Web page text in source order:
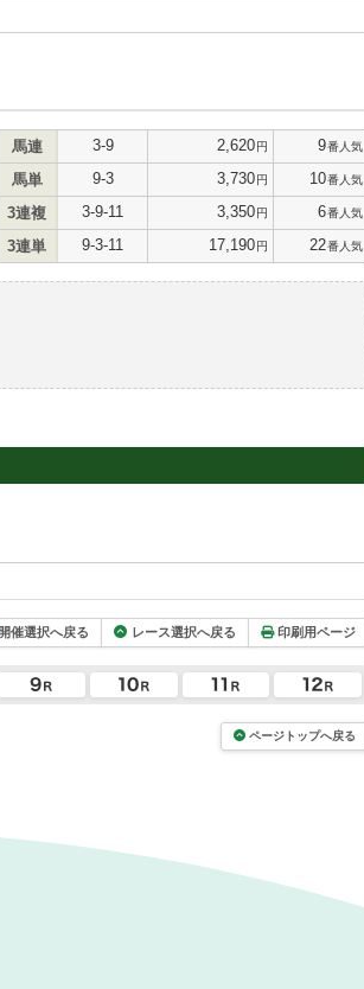
馬連 3-9 2,620円 9番人気
馬単 9-3 3,730円 10番人気
3連複 3-9-11 3,350円 6番人気
3連単 9-3-11 17,190円 22番人気
開催選択へ戻る レース選択へ戻る 印刷用ページ
ページトップへ戻る